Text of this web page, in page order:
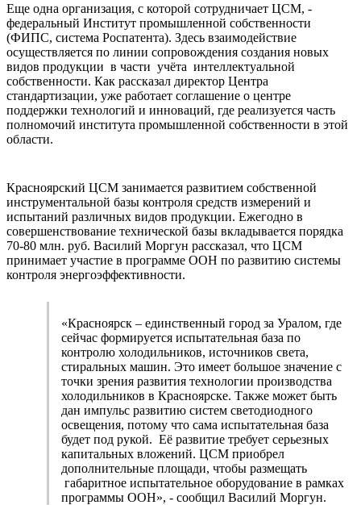
Еще одна организация, с которой сотрудничает ЦСМ, -
федеральный Институт промышленной собственности
(ФИПС, система Роспатента). Здесь взаимодействие
осуществляется по линии сопровождения создания новых
видов продукции в части учёта интеллектуальной
собственности. Как рассказал директор Центра
стандартизации, уже работает соглашение о центре
поддержки технологий и инноваций, где реализуется часть
полномочий института промышленной собственности в этой
области.
Красноярский ЦСМ занимается развитием собственной
инструментальной базы контроля средств измерений и
испытаний различных видов продукции. Ежегодно в
совершенствование технической базы вкладывается порядка
70-80 млн. руб. Василий Моргун рассказал, что ЦСМ
принимает участие в программе ООН по развитию системы
контроля энергоэффективности.
«Красноярск – единственный город за Уралом, где
сейчас формируется испытательная база по
контролю холодильников, источников света,
стиральных машин. Это имеет большое значение с
точки зрения развития технологии производства
холодильников в Красноярске. Также может быть
дан импульс развитию систем светодиодного
освещения, потому что сама испытательная база
будет под рукой. Её развитие требует серьезных
капитальных вложений. ЦСМ приобрел
дополнительные площади, чтобы размещать
габаритное испытательное оборудование в рамках
программы ООН», - сообщил Василий Моргун.